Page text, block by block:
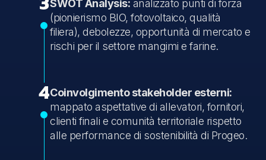
SWOT Analysis: analizzato punti di forza
(pionierismo BIO, fotovoltaico, qualità
filiera), debolezze, opportunità di mercato e
rischi per il settore mangimi e farine.
4Coinvolgimento stakeholder esterni:
mappato aspettative di allevatori, fornitori,
clienti finali e comunità territoriale rispetto
alle performance di sostenibilità di Progeo.